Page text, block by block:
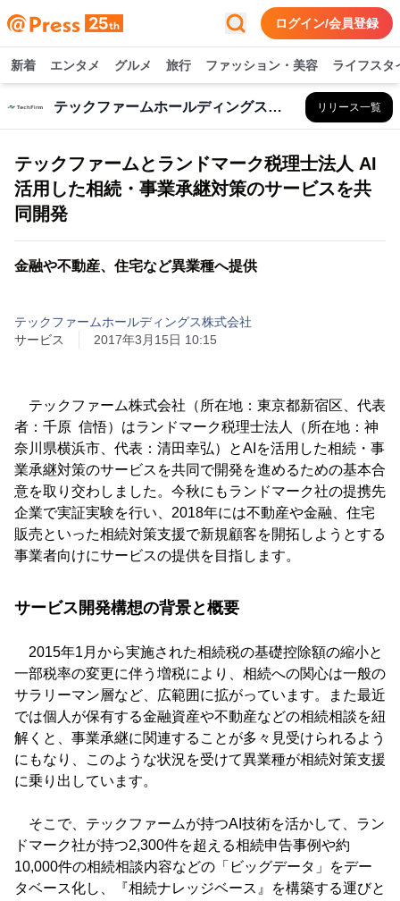
ログイン/会員登録
新着 エンタメ グルメ 旅行 ファッション・美容 ライフスタ
テックファームホールディングス株式会社 リリース一覧
テックファームとランドマーク税理士法人 AI
活用した相続・事業承継対策のサービスを共
同開発
金融や不動産、住宅など異業種へ提供
テックファームホールディングス株式会社
サービス
2017年3月15日 10:15
テックファーム株式会社（所在地：東京都新宿区、代表
者：千原 信悟）はランドマーク税理士法人（所在地：神
奈川県横浜市、代表：清田幸弘）とAIを活用した相続・事
業承継対策のサービスを共同で開発を進めるための基本合
意を取り交わしました。今秋にもランドマーク社の提携先
企業で実証実験を行い、2018年には不動産や金融、住宅
販売といった相続対策支援で新規顧客を開拓しようとする
事業者向けにサービスの提供を目指します。
サービス開発構想の背景と概要
2015年1月から実施された相続税の基礎控除額の縮小と
一部税率の変更に伴う増税により、相続への関心は一般の
サラリーマン層など、広範囲に拡がっています。また最近
では個人が保有する金融資産や不動産などの相続相談を紐
解くと、事業承継に関連することが多々見受けられるよう
にもなり、このような状況を受けて異業種が相続対策支援
に乗り出しています。
そこで、テックファームが持つAI技術を活かして、ラン
ドマーク社が持つ2,300件を超える相続申告事例や約
10,000件の相続相談内容などの「ビッグデータ」をデー
タベース化し、『相続ナレッジベース』を構築する運びと